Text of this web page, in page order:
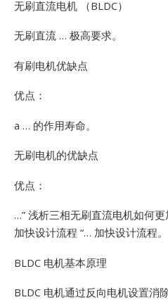
无刷直流电机 （BLDC）
无刷直流 … 极高要求。
有刷电机优缺点
优点：
a … 的作用寿命。
无刷电机的优缺点
优点：
…” 浅析三相无刷直流电机如何
加快设计流程 “… 加快设计流程。
BLDC 电机基本原理
BLDC 电机通过反向电机设置消